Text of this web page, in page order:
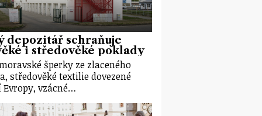
depozitář schraňuje
i středověké poklady
šperky ze zlaceného
středověké textilie dovezené
vzácné…